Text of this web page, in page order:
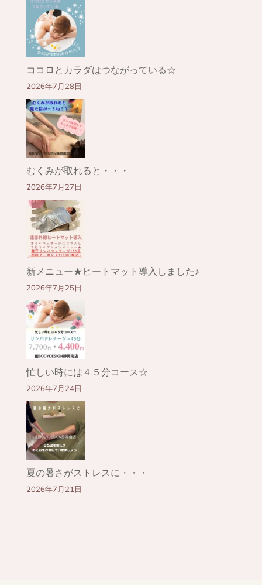
ココロとカラダはつながっている☆
2026年7月28日
むくみが取れると・・・
2026年7月27日
新メニュー★ヒートマット導入しました♪
2026年7月25日
忙しい時には４５分コース☆
2026年7月24日
夏の暑さがストレスに・・・
2026年7月21日